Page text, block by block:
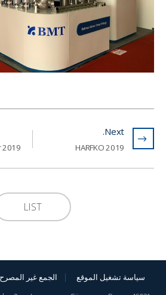
2019
Next.
HARFKO 2019
LIST
سياسة تشغيل الموقع الجمع غير المصرح